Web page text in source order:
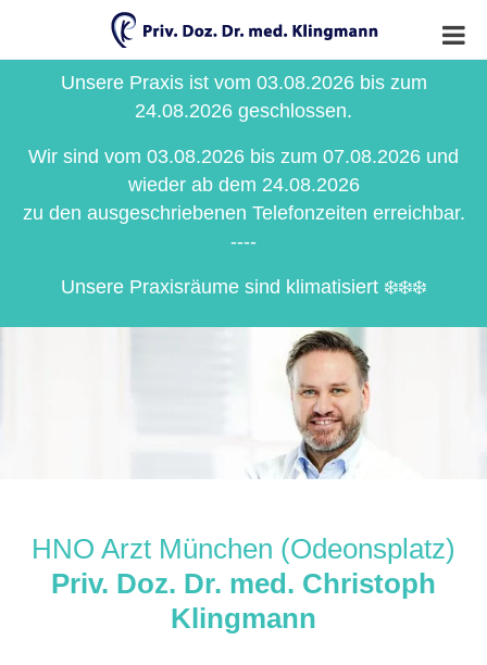
Unsere Praxis ist vom 03.08.2026 bis zum
24.08.2026 geschlossen.
Wir sind vom 03.08.2026 bis zum 07.08.2026 und
wieder ab dem 24.08.2026
zu den ausgeschriebenen Telefonzeiten erreichbar.
----
Unsere Praxisräume sind klimatisiert ❄️❄️❄️
HNO Arzt München (Odeonsplatz)
Priv. Doz. Dr. med. Christoph
Klingmann